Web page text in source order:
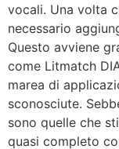
vocali. Una volta
necessario
Questo avviene
come Litmatch
marea di
sconosciute.
sono quelle che
quasi completo